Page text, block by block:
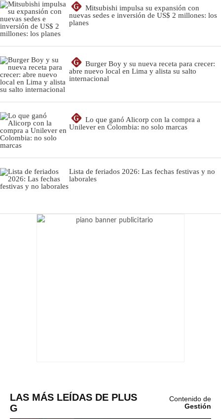
G
Mitsubishi impulsa su expansión con
nuevas sedes e inversión de US$ 2 millones: los
planes
G
Burger Boy y su nueva receta para crecer:
abre nuevo local en Lima y alista su salto
internacional
G
Lo que ganó Alicorp con la compra a
Unilever en Colombia: no solo marcas
Lista de feriados 2026: Las fechas festivas y no
laborales
LAS MÁS LEÍDAS DE PLUS
G
Contenido de
Gestión